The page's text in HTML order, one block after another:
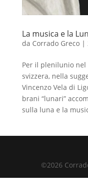
La musica e la
da Corrado Greco|
Per il plenilunio nel
svizzera, nella
Vincenzo Vela di
brani “lunari”
sulla luna e la
©2026